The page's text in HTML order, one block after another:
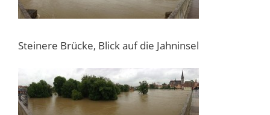
Steinere Brücke, Blick auf die Jahninsel